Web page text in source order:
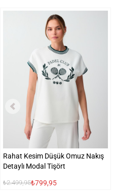
Rahat Kesim Düşük Omuz Nakış
Detaylı Modal Tişört
₺2.499,95₺799,95